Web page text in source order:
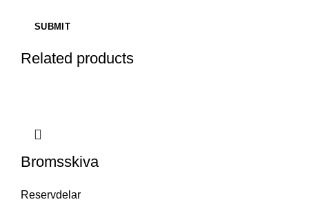
Related products
Bromsskiva
Reservdelar